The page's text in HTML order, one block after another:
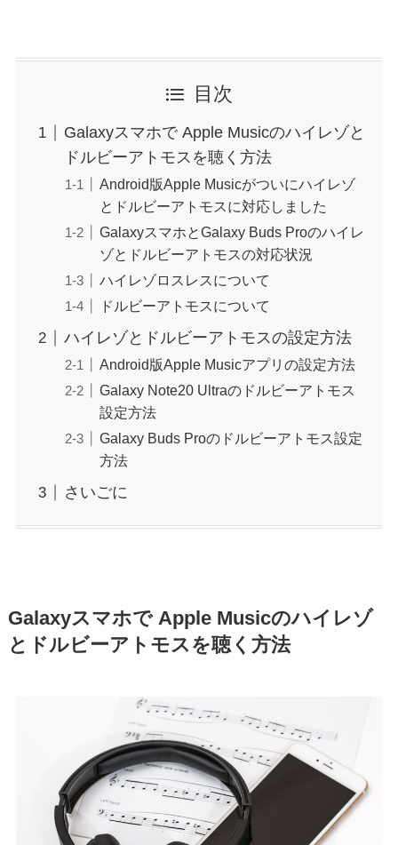
目次
Galaxyスマホで Apple Musicのハイレゾと
ドルビーアトモスを聴く方法
Android版Apple Musicがついにハイレゾ
とドルビーアトモスに対応しました
GalaxyスマホとGalaxy Buds Proのハイレ
ゾとドルビーアトモスの対応状況
ハイレゾロスレスについて
ドルビーアトモスについて
ハイレゾとドルビーアトモスの設定方法
Android版Apple Musicアプリの設定方法
Galaxy Note20 Ultraのドルビーアトモス
設定方法
Galaxy Buds Proのドルビーアトモス設定
方法
さいごに
Galaxyスマホで Apple Musicのハイレゾ
とドルビーアトモスを聴く方法